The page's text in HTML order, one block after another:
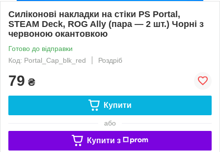
Силіконові накладки на стіки PS Portal,
STEAM Deck, ROG Ally (пара — 2 шт.) Чорні з
червоною окантовкою
Готово до відправки
Код: Portal_Cap_blk_red
Роздріб
79 ₴
Купити
або
Купити з